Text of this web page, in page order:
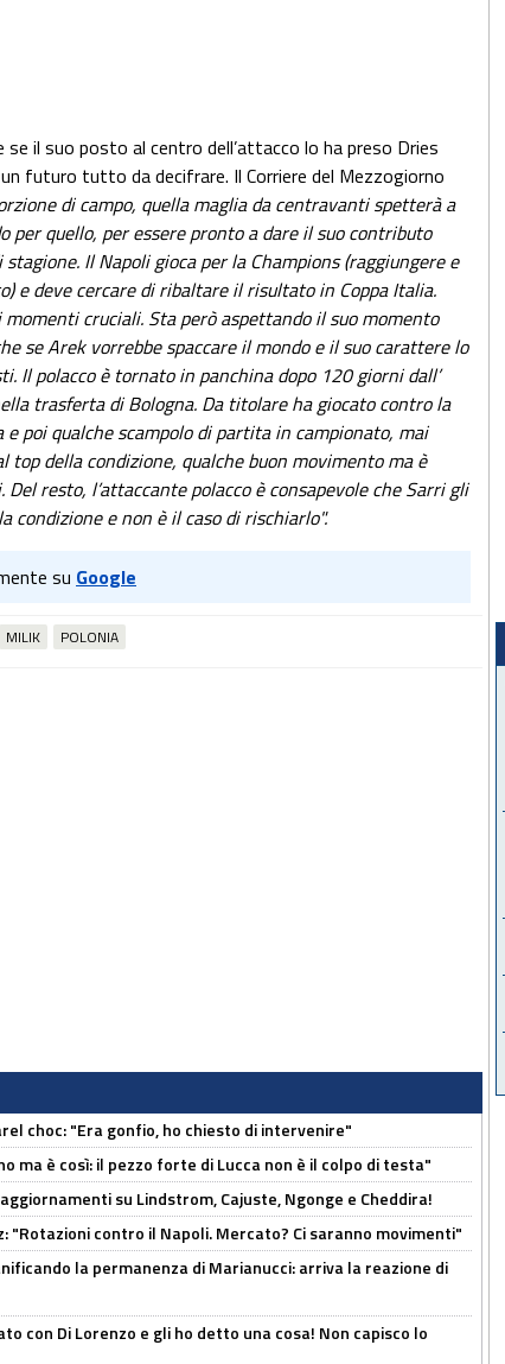
se il suo posto al centro dell’attacco lo ha preso Dries
futuro tutto da decifrare. Il Corriere del Mezzogiorno
di campo, quella maglia da centravanti spetterà a
per quello, per essere pronto a dare il suo contributo
Il Napoli gioca per la Champions (raggiungere e
e deve cercare di ribaltare il risultato in Coppa Italia.
cruciali. Sta però aspettando il suo momento
se Arek vorrebbe spaccare il mondo e il suo carattere lo
Il polacco è tornato in panchina dopo 120 giorni dall’
trasferta di Bologna. Da titolare ha giocato contro la
poi qualche scampolo di partita in campionato, mai
top della condizione, qualche buon movimento ma è
resto, l’attaccante polacco è consapevole che Sarri gli
condizione e non è il caso di rischiarlo".
su Google
MILIK POLONIA
choc: "Era gonfio, ho chiesto di intervenire"
ma è così: il pezzo forte di Lucca non è il colpo di testa"
su Lindstrom, Cajuste, Ngonge e Cheddira!
"Rotazioni contro il Napoli. Mercato? Ci saranno movimenti"
la permanenza di Marianucci: arriva la reazione di
con Di Lorenzo e gli ho detto una cosa! Non capisco lo